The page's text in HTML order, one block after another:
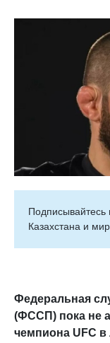
Подписывайтесь
Казахстана и
Федеральная
(ФССП) пока не
чемпиона UFC в